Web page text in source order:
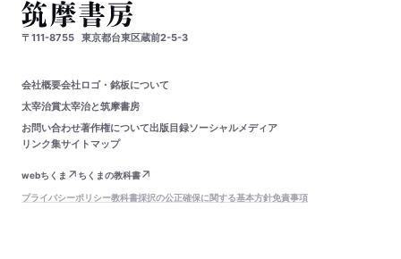
〒111-8755 東京都台東区蔵前2-5-3
会社概要会社ロゴ・銘板について
太宰治賞太宰治と筑摩書房
お問い合わせ著作権について出版目録ソーシャルメディア
リンク集サイトマップ
webちくま
ちくまの教科書
プライバシーポリシー教科書採択の公正確保に関する基本方針免責事項